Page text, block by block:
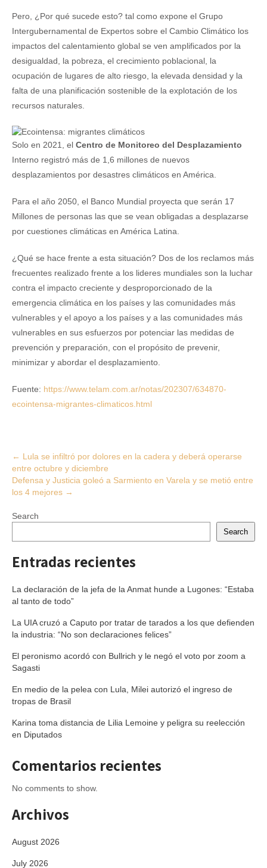
Pero, ¿Por qué sucede esto? tal como expone el Grupo
Intergubernamental de Expertos sobre el Cambio Climático los
impactos del calentamiento global se ven amplificados por la
desigualdad, la pobreza, el crecimiento poblacional, la
ocupación de lugares de alto riesgo, la elevada densidad y la
falta de una planificación sostenible de la explotación de los
recursos naturales.
Solo en 2021, el Centro de Monitoreo del Desplazamiento
Interno registró más de 1,6 millones de nuevos
desplazamientos por desastres climáticos en América.
Para el año 2050, el Banco Mundial proyecta que serán 17
Millones de personas las que se vean obligadas a desplazarse
por cuestiones climáticas en América Latina.
¿Qué se hace frente a esta situación? Dos de los reclamos más
frecuentes realizado frente a los lideres mundiales son la luchar
contra el impacto creciente y desproporcionado de la
emergencia climática en los países y las comunidades más
vulnerables y el apoyo a los países y a las comunidades más
vulnerables en sus esfuerzos por potenciar las medidas de
prevención y preparación, con el propósito de prevenir,
minimizar y abordar el desplazamiento.
Fuente: https://www.telam.com.ar/notas/202307/634870-
ecointensa-migrantes-climaticos.html
Post
navigation
← Lula se infiltró por dolores en la cadera y deberá operarse
entre octubre y diciembre
Defensa y Justicia goleó a Sarmiento en Varela y se metió entre
los 4 mejores →
Search
Search
Entradas recientes
La declaración de la jefa de la Anmat hunde a Lugones: “Estaba
al tanto de todo”
La UIA cruzó a Caputo por tratar de tarados a los que defienden
la industria: “No son declaraciones felices”
El peronismo acordó con Bullrich y le negó el voto por zoom a
Sagasti
En medio de la pelea con Lula, Milei autorizó el ingreso de
tropas de Brasil
Karina toma distancia de Lilia Lemoine y peligra su reelección
en Diputados
Comentarios recientes
No comments to show.
Archivos
August 2026
July 2026